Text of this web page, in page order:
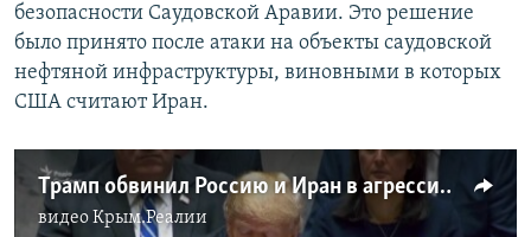
безопасности Саудовской Аравии. Это решение
было принято после атаки на объекты саудовской
нефтяной инфраструктуры, виновными в которых
США считают Иран.
Трамп обвинил Россию и Иран в агрессивных действиях в Сирии (видео)
видеоКрым.Реалии